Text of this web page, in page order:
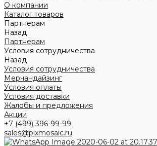
О компании
Каталог товаров
Партнерам
Назад
Партнерам
Условия сотрудничества
Назад
Условия сотрудничества
Мерчандайзинг
Условия оплаты
Условия доставки
Жалобы и предложения
Акции
+7 (499) 396-99-99
sales@pixmosaic.ru